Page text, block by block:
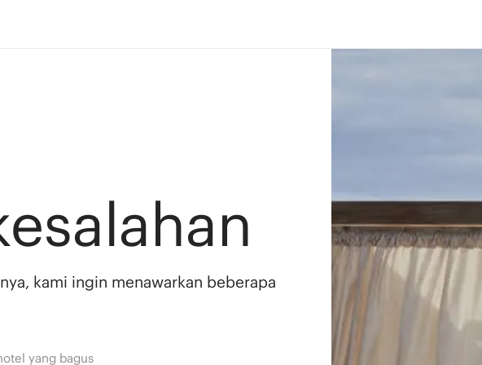
kami ingin menawarkan beberapa
yang bagus